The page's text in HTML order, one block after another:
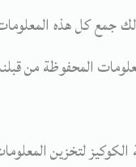
جمع كل هذه
المحفوظة من
الكوكيز لتخزين